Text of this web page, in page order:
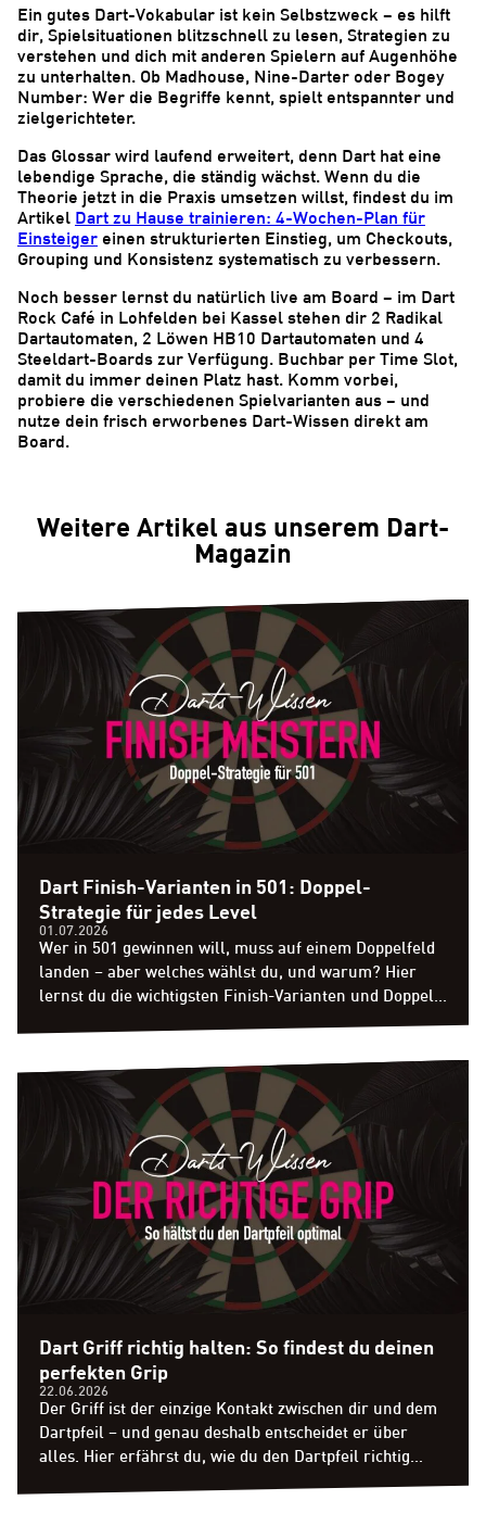
Ein gutes Dart-Vokabular ist kein Selbstzweck – es hilft
dir, Spielsituationen blitzschnell zu lesen, Strategien zu
verstehen und dich mit anderen Spielern auf Augenhöhe
zu unterhalten. Ob Madhouse, Nine-Darter oder Bogey
Number: Wer die Begriffe kennt, spielt entspannter und
zielgerichteter.
Das Glossar wird laufend erweitert, denn Dart hat eine
lebendige Sprache, die ständig wächst. Wenn du die
Theorie jetzt in die Praxis umsetzen willst, findest du im
Artikel Dart zu Hause trainieren: 4-Wochen-Plan für
Einsteiger einen strukturierten Einstieg, um Checkouts,
Grouping und Konsistenz systematisch zu verbessern.
Noch besser lernst du natürlich live am Board – im Dart
Rock Café in Lohfelden bei Kassel stehen dir 2 Radikal
Dartautomaten, 2 Löwen HB10 Dartautomaten und 4
Steeldart-Boards zur Verfügung. Buchbar per Time Slot,
damit du immer deinen Platz hast. Komm vorbei,
probiere die verschiedenen Spielvarianten aus – und
nutze dein frisch erworbenes Dart-Wissen direkt am
Board.
Weitere Artikel aus unserem Dart-
Magazin
Dart Finish-Varianten in 501: Doppel-
Strategie für jedes Level
01.07.2026
Wer in 501 gewinnen will, muss auf einem Doppelfeld
landen – aber welches wählst du, und warum? Hier
lernst du die wichtigsten Finish-Varianten und Doppel-
Dart Griff richtig halten: So findest du deinen
perfekten Grip
22.06.2026
Der Griff ist der einzige Kontakt zwischen dir und dem
Dartpfeil – und genau deshalb entscheidet er über
alles. Hier erfährst du, wie du den Dartpfeil richtig